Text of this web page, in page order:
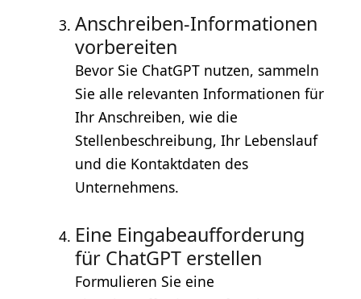
Anschreiben-Informationen
vorbereiten
Bevor Sie ChatGPT nutzen, sammeln
Sie alle relevanten Informationen für
Ihr Anschreiben, wie die
Stellenbeschreibung, Ihr Lebenslauf
und die Kontaktdaten des
Unternehmens.
Eine Eingabeaufforderung
für ChatGPT erstellen
Formulieren Sie eine